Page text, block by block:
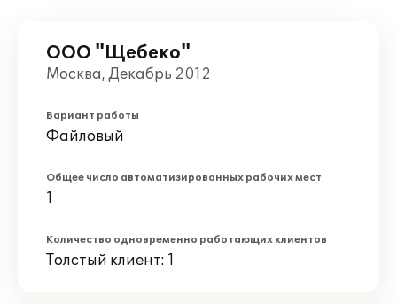
ООО "Щебеко"
Москва, Декабрь 2012
Вариант работы
Файловый
Общее число автоматизированных рабочих мест
1
Количество одновременно работающих клиентов
Толстый клиент: 1